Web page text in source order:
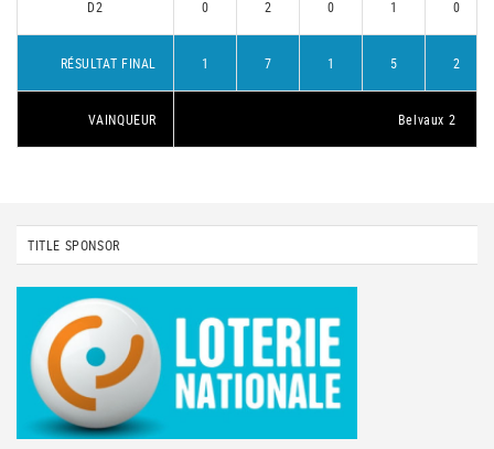
D2 0 2 0 1 0
RÉSULTAT FINAL 1 7 1 5 2
VAINQUEUR Belvaux 2
TITLE SPONSOR